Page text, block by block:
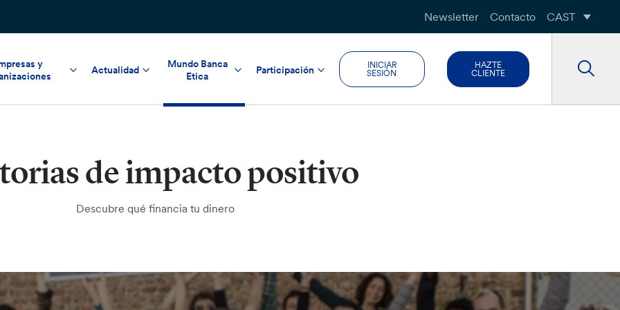
Newsletter Contacto CAST
y
Actualidad
Mundo Banca
Etica
Participación
INICIAR
SESIÓN
HAZTE
CLIENTE
de impacto positivo
Descubre qué financia tu dinero